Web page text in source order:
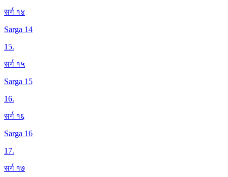
सर्ग १४
Sarga 14
15.
सर्ग १५
Sarga 15
16.
सर्ग १६
Sarga 16
17.
सर्ग १७